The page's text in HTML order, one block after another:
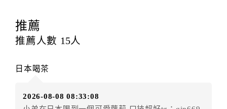
提出申辦不得異動訂單。
每筆訂單異動限定
辦理取消退款。
房者應補足差額。（限原訂飯店）
房者不得要求退其差額。（限原訂飯店）
推薦
推薦人數 15人
日本喝茶
2026-08-08 08:33:08